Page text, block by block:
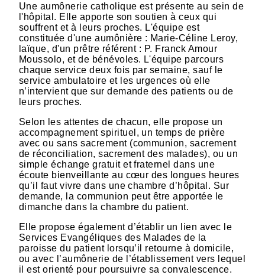
Une aumônerie catholique est présente au sein de
l'hôpital. Elle apporte son soutien à ceux qui
souffrent et à leurs proches. L'équipe est
constituée d'une aumônière : Marie-Céline Leroy,
laïque, d'un prêtre référent : P. Franck Amour
Moussolo, et de bénévoles. L'équipe parcours
chaque service deux fois par semaine, sauf le
service ambulatoire et les urgences où elle
n’intervient que sur demande des patients ou de
leurs proches.
Selon les attentes de chacun, elle propose un
accompagnement spirituel, un temps de prière
avec ou sans sacrement (communion, sacrement
de réconciliation, sacrement des malades), ou un
simple échange gratuit et fraternel dans une
écoute bienveillante au cœur des longues heures
qu’il faut vivre dans une chambre d’hôpital. Sur
demande, la communion peut être apportée le
dimanche dans la chambre du patient.
Elle propose également d’établir un lien avec le
Services Evangéliques des Malades de la
paroisse du patient lorsqu’il retourne à domicile,
ou avec l’aumônerie de l’établissement vers lequel
il est orienté pour poursuivre sa convalescence.